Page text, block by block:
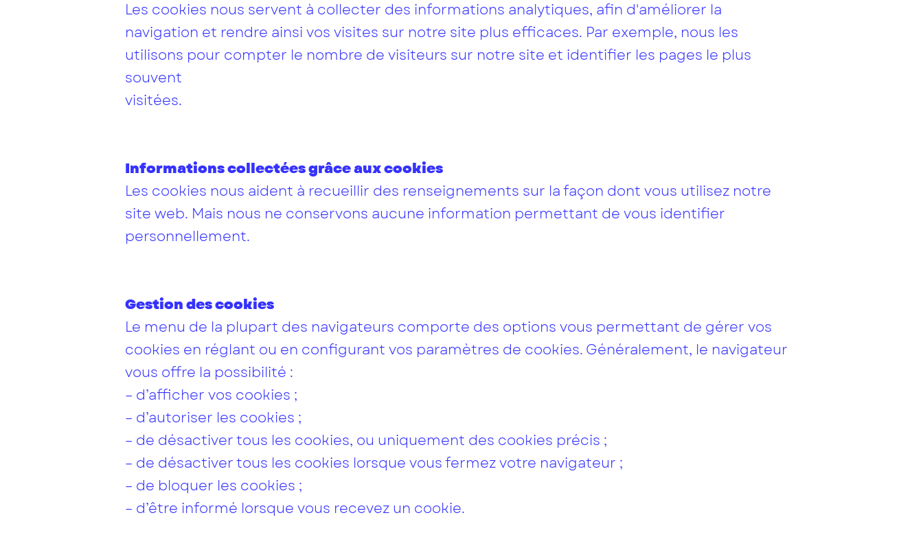
Les cookies nous servent à collecter des informations analytiques, afin d'améliorer la
navigation et rendre ainsi vos visites sur notre site plus efficaces. Par exemple, nous les
utilisons pour compter le nombre de visiteurs sur notre site et identifier les pages le plus
souvent
visitées.
Informations collectées grâce aux cookies
Les cookies nous aident à recueillir des renseignements sur la façon dont vous utilisez notre
site web. Mais nous ne conservons aucune information permettant de vous identifier
personnellement.
Gestion des cookies
Le menu de la plupart des navigateurs comporte des options vous permettant de gérer vos
cookies en réglant ou en configurant vos paramètres de cookies. Généralement, le navigateur
vous offre la possibilité :
– d’afficher vos cookies ;
– d’autoriser les cookies ;
– de désactiver tous les cookies, ou uniquement des cookies précis ;
– de désactiver tous les cookies lorsque vous fermez votre navigateur ;
– de bloquer les cookies ;
– d’être informé lorsque vous recevez un cookie.